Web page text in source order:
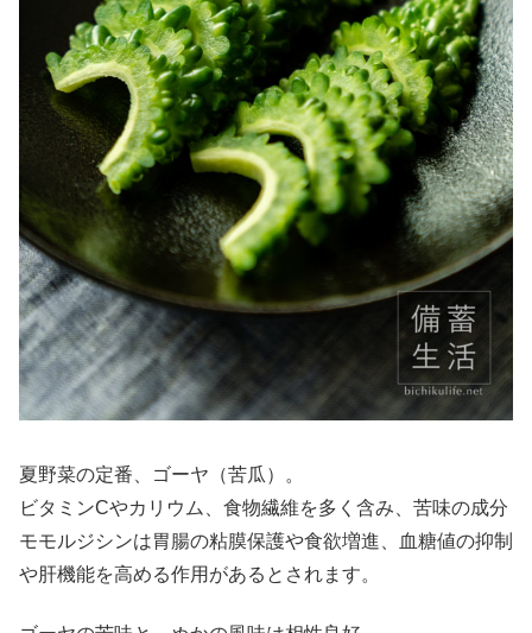
夏野菜の定番、ゴーヤ（苦瓜）。
ビタミンCやカリウム、食物繊維を多く含み、苦味の成分
モモルジシンは胃腸の粘膜保護や食欲増進、血糖値の抑制
や肝機能を高める作用があるとされます。